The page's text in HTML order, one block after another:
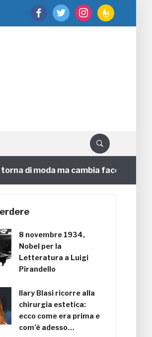
facebooktwitter instagramfeedburner
moda ma cambia faccia
8 novembre 1934,
Nobel per la
Letteratura a Luigi
Pirandello
Ilary Blasi ricorre alla
chirurgia estetica:
ecco come era prima e
com’è adesso…